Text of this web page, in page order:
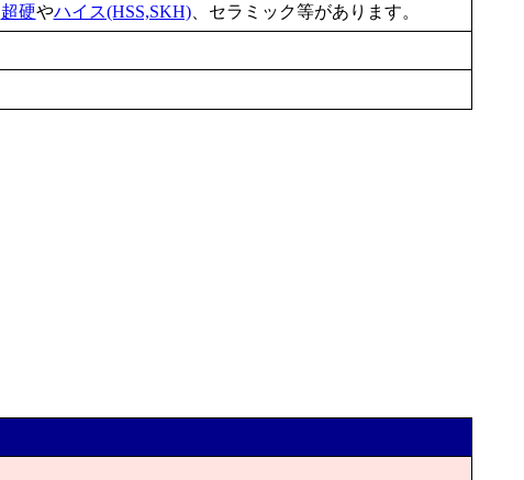
超硬やハイス(HSS,SKH)、セラミック等があります。